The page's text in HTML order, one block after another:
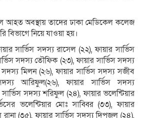
আহত অবস্থায় তাদের ঢাকা মেডিকেল কলেজ
বিভাগে নিয়ে যাওয়া হয়।
সার্ভিস সদস্য রাসেল (২২), ফায়ার সার্ভিস
সদস্য তৌফিক (২৩), ফায়ার সার্ভিস সদস্য
সদস্য মিলন (২৬), ফায়ার সার্ভিস সদস্য সজীব
আরিফুল(২৬), ফায়ার সার্ভিস সদস্য
সদস্য শরিফুল (২৪), ফায়ার ভলেন্টিয়ার
ভলেন্টিয়ার মোঃ সাব্বির (৩৩), ফায়ার
(৩৫), ফায়ার সার্ভিস সদস্য দিপজল (২৪),